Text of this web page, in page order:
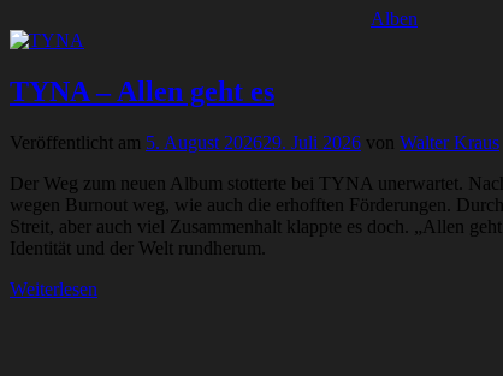
Alben
TYNA – Allen geht es
Veröffentlicht am 5. August 202629. Juli 2026 von Walter Kraus
Der Weg zum neuen Album stotterte bei TYNA unerwartet.
wegen Burnout weg, wie auch die erhofften Förderungen.
Streit, aber auch viel Zusammenhalt klappte es doch. „Allen
Identität und der Welt rundherum.
Weiterlesen